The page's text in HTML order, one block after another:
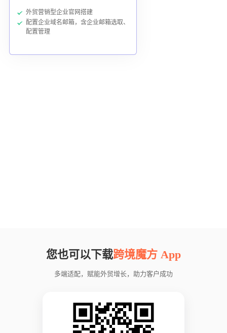
外贸营销型企业官网搭建
配置企业域名邮箱，含企业邮箱选取、
配置管理
您也可以下载跨境魔方 App
多端适配，赋能外贸增长，助力客户成功